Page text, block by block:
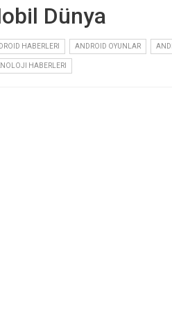
Dünya
HABERLERI ANDROID OYUNLAR
HABERLERI